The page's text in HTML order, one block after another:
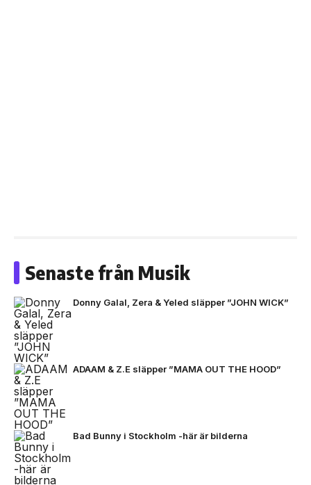
Senaste från Musik
Donny Galal, Zera & Yeled släpper ”JOHN WICK”
ADAAM & Z.E släpper ”MAMA OUT THE HOOD”
Bad Bunny i Stockholm -här är bilderna